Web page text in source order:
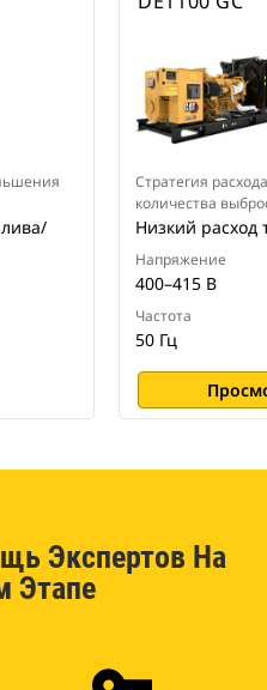
Стратегия
количества
Низкий расход
Напряжение
400–415 В
Частота
50 Гц
Экспертов На
Этапе